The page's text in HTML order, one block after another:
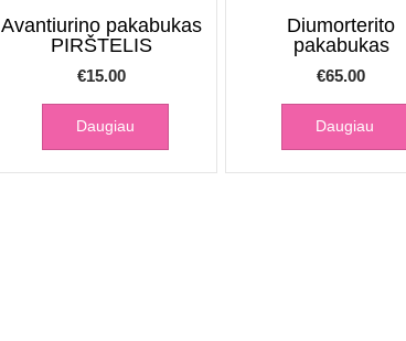
Avantiurino pakabukas
PIRŠTELIS
€15.00
Daugiau
Diumorterito
pakabukas
€65.00
Daugiau